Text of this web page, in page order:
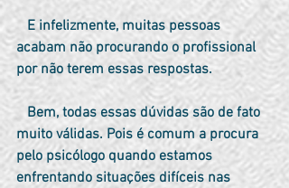
acabam não procurando o profissional
por não terem essas respostas.
muito válidas. Pois é comum a procura
pelo psicólogo quando estamos
enfrentando situações difíceis nas